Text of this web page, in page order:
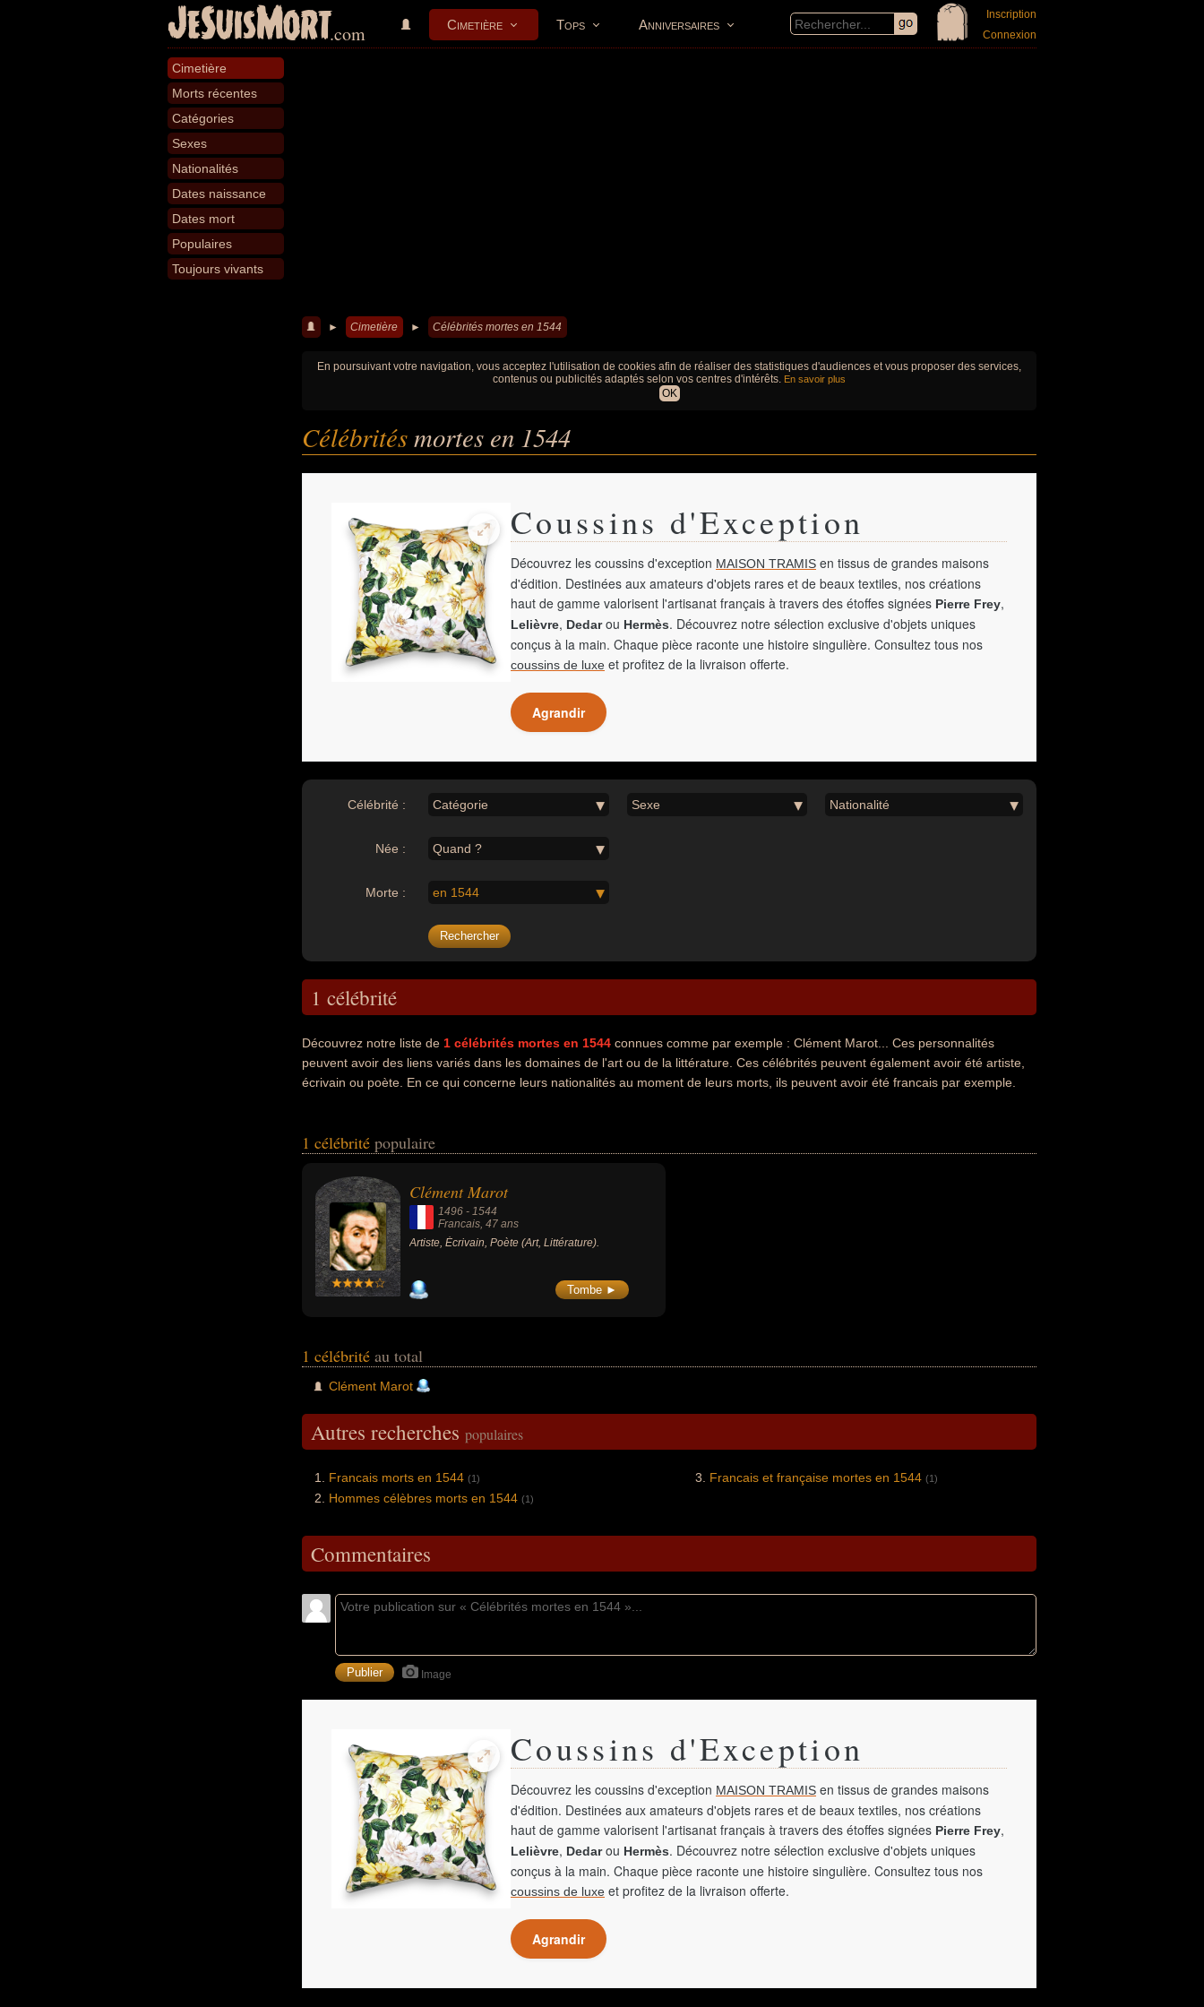
JeSuisMort.com Cimetière Tops Anniversaires
Inscription
Connexion
Cimetière
Morts récentes
Catégories
Sexes
Nationalités
Dates naissance
Dates mort
Populaires
Toujours vivants
► Cimetière ► Célébrités mortes en 1544
En poursuivant votre navigation, vous acceptez l'utilisation de cookies afin de réaliser des statistiques d'audiences et vous proposer des services,
contenus ou publicités adaptés selon vos centres d'intérêts. En savoir plus
OK
Célébritésmortes en 1544
Coussins d'Exception
Découvrez les coussins d'exception MAISON TRAMIS en tissus de grandes maisons
d'édition. Destinées aux amateurs d'objets rares et de beaux textiles, nos créations
haut de gamme valorisent l'artisanat français à travers des étoffes signées Pierre Frey,
Lelièvre, Dedarou Hermès. Découvrez notre sélection exclusive d'objets uniques
conçus à la main. Chaque pièce raconte une histoire singulière. Consultez tous nos
coussins de luxe et profitez de la livraison offerte.
Agrandir
Célébrité : Catégorie Sexe Nationalité
Née : Quand ?
Morte : en 1544
1 célébrité
Découvrez notre liste de 1 célébrités mortes en 1544 connues comme par exemple : Clément Marot... Ces personnalités
peuvent avoir des liens variés dans les domaines de l'art ou de la littérature. Ces célébrités peuvent également avoir été artiste,
écrivain ou poète. En ce qui concerne leurs nationalités au moment de leurs morts, ils peuvent avoir été francais par exemple.
1 célébrité populaire
Clément Marot
1496 - 1544
Francais, 47 ans
Artiste, Écrivain, Poète (Art, Littérature).
Tombe ►
1 célébrité au total
Clément Marot
Autres recherches populaires
Francais morts en 1544 (1)
Hommes célèbres morts en 1544 (1)
Francais et française mortes en 1544 (1)
Commentaires
Image
Coussins d'Exception
Découvrez les coussins d'exception MAISON TRAMIS en tissus de grandes maisons
d'édition. Destinées aux amateurs d'objets rares et de beaux textiles, nos créations
haut de gamme valorisent l'artisanat français à travers des étoffes signées Pierre Frey,
Lelièvre, Dedarou Hermès. Découvrez notre sélection exclusive d'objets uniques
conçus à la main. Chaque pièce raconte une histoire singulière. Consultez tous nos
coussins de luxe et profitez de la livraison offerte.
Agrandir